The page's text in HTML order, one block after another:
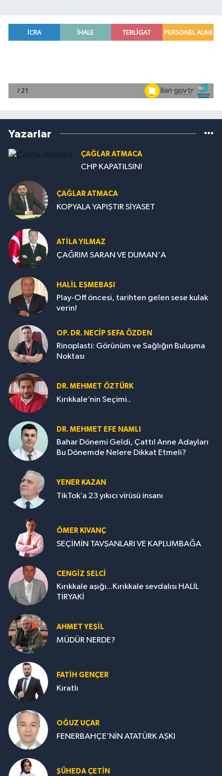
Yazarlar
ÇAĞLAR ATMACA
CHP KAPATILSIN!
ÇAĞLAR ATMACA
KOPYALA YAPIŞTIR SİYASET
ATILA YILMAZ
ÇAĞRIM SARAN VE DUMAN'A
HALIL EŞMEBAŞI
Play-Off öncesi, tarihten gelen sese kulak
verin!
OP. DR. NECIP SEFA ÖZDEN
Rinoplasti: Görünüm ve Sağlığın Buluşma
Noktası
DR. MEHMET ÖZTÜRK
Kırıkkale’nin Seçimi..
DR. MEHMET EFE NAMLI
Bahar Dönemi Geldi, Çattı! Anne Adayları
Bu Dönemde Nelere Dikkat Etmeli?
YENER KAZAN
TikTok’a 23 yıkıcı virüsü insanı
ÖMER KIVANÇ
SEÇİMİN TAVŞANLARI VE KAPLUMBAĞA
CENGİZ SELCİ
Kırıkkale aşığı...Kırıkkale sevdalısı HALİL
TİRYAKİ
AHMET YEŞİL
MÜDÜR NERDE?
FATIH GENÇER
Kıratlı
OĞUZ UÇAR
FENERBAHÇE’NİN ATATÜRK AŞKI
ŞÜHEDA ÇETİN